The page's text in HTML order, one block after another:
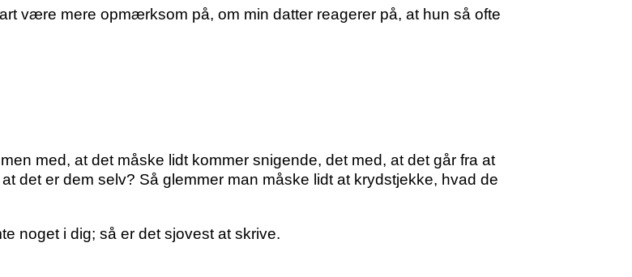
være mere opmærksom på, om min datter reagerer på, at hun så ofte
med, at det måske lidt kommer snigende, det med, at det går fra at
det er dem selv? Så glemmer man måske lidt at krydstjekke, hvad de
noget i dig; så er det sjovest at skrive.